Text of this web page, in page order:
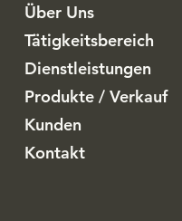
Über Uns
Tätigkeitsbereich
Dienstleistungen
Produkte / Verkauf
Kunden
Kontakt